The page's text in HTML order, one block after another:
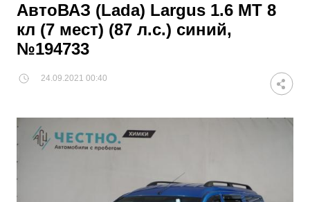
АвтоВАЗ (Lada) Largus 1.6 MT 8
кл (7 мест) (87 л.с.) синий,
№194733
24.09.2021 00:40